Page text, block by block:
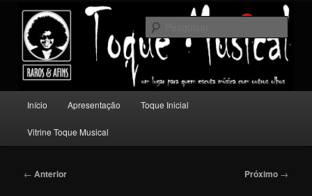
conteúdo
principalToque Musical
Um lugar para quem escuta música com outros olhos.
principal
Início Apresentação Toque Inicial
Vitrine Toque Musical
Navegação
← Anterior Próximo →